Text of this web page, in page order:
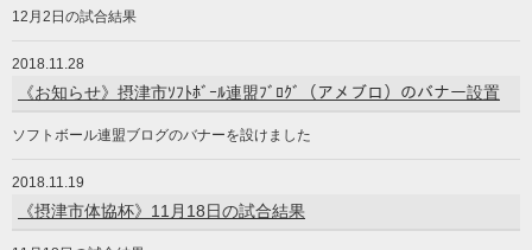
12月2日の試合結果
2018.11.28
《お知らせ》摂津市ｿﾌﾄﾎﾞｰﾙ連盟ﾌﾞﾛｸﾞ（アメブロ）のバナー設置
ソフトボール連盟ブログのバナーを設けました
2018.11.19
《摂津市体協杯》11月18日の試合結果